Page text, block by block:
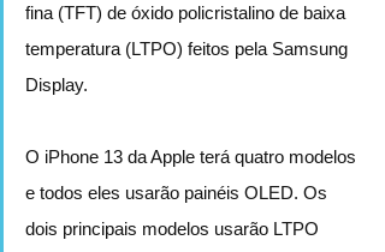
fina (TFT) de óxido policristalino de baixa
temperatura (LTPO) feitos pela Samsung
Display.
O iPhone 13 da Apple terá quatro modelos
e todos eles usarão painéis OLED. Os
dois principais modelos usarão LTPO